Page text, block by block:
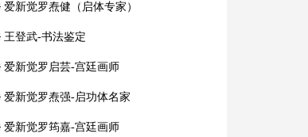
爱新觉罗焘健（启体专家）
王登武-书法鉴定
爱新觉罗启芸-宫廷画师
爱新觉罗焘强-启功体名家
爱新觉罗筠嘉-宫廷画师